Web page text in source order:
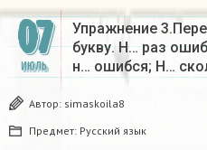
07
ИЮЛЬ
Упражнение
букву. Н… раз
н… ошибся; Н…
Автор: simaskoila8
Предмет: Русский язык